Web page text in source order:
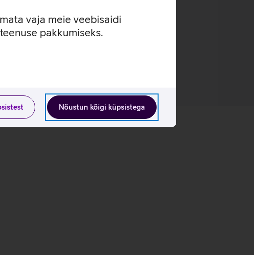
vaja meie veebisaidi
pakkumiseks.
Nõustun kõigi küpsistega